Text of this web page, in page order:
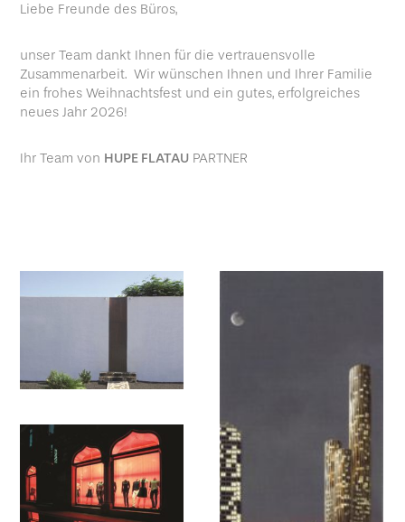
Liebe Freunde des Büros,
unser Team dankt Ihnen für die vertrauensvolle
Zusammenarbeit. Wir wünschen Ihnen und Ihrer Familie
ein frohes Weihnachtsfest und ein gutes, erfolgreiches
neues Jahr 2026!
Ihr Team von HUPE FLATAU PARTNER